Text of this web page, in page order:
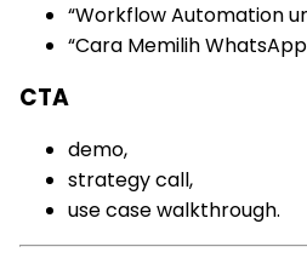
“Workflow Automation
“Cara Memilih WhatsApp
CTA
demo,
strategy call,
use case walkthrough.